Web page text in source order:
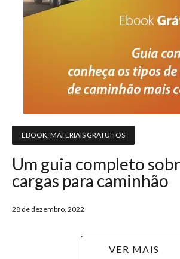
EBOOK MATERIAIS GRATUITOS
Um guia completo
cargas para caminhão
28 de dezembro, 2022
VER MAIS